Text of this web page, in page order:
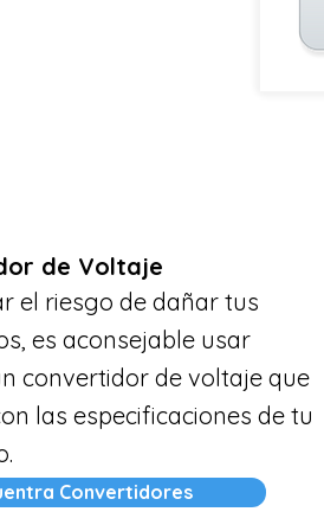
de Voltaje
el riesgo de dañar tus
es aconsejable usar
convertidor de voltaje que
las especificaciones de tu
Convertidores